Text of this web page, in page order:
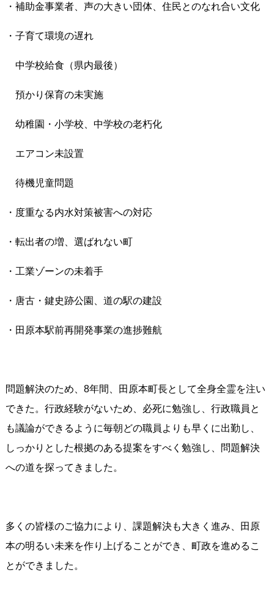
・補助金事業者、声の大きい団体、住民とのなれ合い文化
・子育て環境の遅れ
中学校給食（県内最後）
預かり保育の未実施
幼稚園・小学校、中学校の老朽化
エアコン未設置
待機児童問題
・度重なる内水対策被害への対応
・転出者の増、選ばれない町
・工業ゾーンの未着手
・唐古・鍵史跡公園、道の駅の建設
・田原本駅前再開発事業の進捗難航
問題解決のため、8年間、田原本町長として全身全霊を注い
できた。行政経験がないため、必死に勉強し、行政職員と
も議論ができるように毎朝どの職員よりも早くに出勤し、
しっかりとした根拠のある提案をすべく勉強し、問題解決
への道を探ってきました。
多くの皆様のご協力により、課題解決も大きく進み、田原
本の明るい未来を作り上げることができ、町政を進めるこ
とができました。